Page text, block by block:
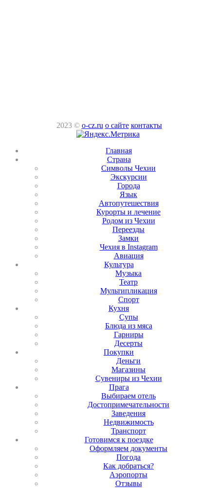
2023 © o-cz.ru о сайте контакты
Главная
Страна
Символы Чехии
Экскурсии
Города
Язык
Автопутешествия
Курорты и лечение
Родом из Чехии
Переезды
Замки
Чехия в Instagram
Авиация
Культура
Музыка
Театр
Мультипликация
Спорт
Кухня
Супы
Блюда из мяса
Гарниры
Десерты
Покупки
Деньги
Магазины
Сувениры из Чехии
Прага
Выбираем отель
Достопримечательности
Заведения
Недвижимость
Транспорт
Готовимся к поездке
Оформляем документы
Погода
Как добраться?
Аэропорты
Отзывы